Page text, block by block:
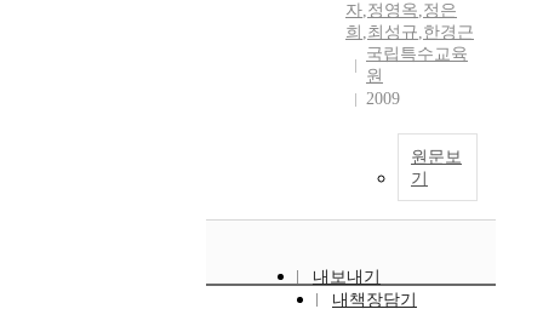
자,정영옥,정은
희 ,최성규,한경근
국립특수교육
원
2009
원문보
기
내보내기
내책장담기